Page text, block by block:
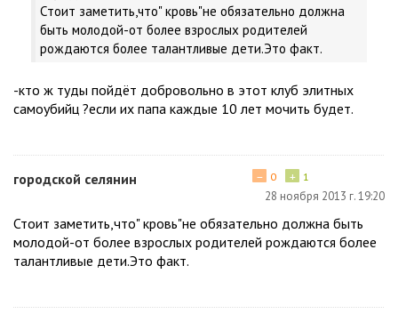
Стоит заметить,что" кровь"не обязательно должна
быть молодой-от более взрослых родителей
рождаются более талантливые дети.Это факт.
-кто ж туды пойдёт добровольно в этот клуб элитных
самоубийц ?если их папа каждые 10 лет мочить будет.
городской селянин + 1
− 0
28 ноября 2013 г. 19:20
Стоит заметить,что" кровь"не обязательно должна быть
молодой-от более взрослых родителей рождаются более
талантливые дети.Это факт.